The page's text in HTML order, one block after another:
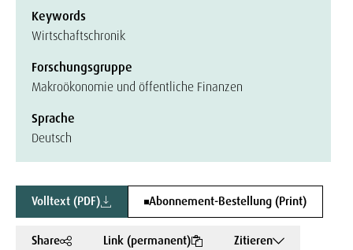
Keywords
Wirtschaftschronik
Forschungsgruppe
Makroökonomie und öffentliche Finanzen
Sprache
Deutsch
Volltext (PDF) Abonnement-Bestellung (Print)
Share Link (permanent) Zitieren